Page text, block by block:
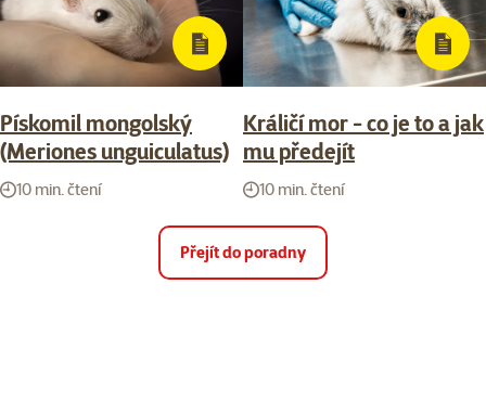
Pískomil mongolský
(Meriones unguiculatus)
10 min. čtení
Králičí mor - co je to a jak
mu předejít
10 min. čtení
Přejít do poradny